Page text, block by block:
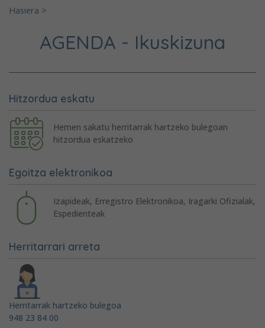
Hasiera >
AGENDA - Ikuskizuna
Hitzordua eskatu
Hemen sakatu herritarrak hartzeko bulegoan
hitzordua eskatzeko
Egoitza elektronikoa
Izapideak, Erregistro Elektronikoa, Iragarki Ofizialak,
Espedienteak
Herritarrari arreta
Herritarrak hartzeko bulegoa
948 23 84 00